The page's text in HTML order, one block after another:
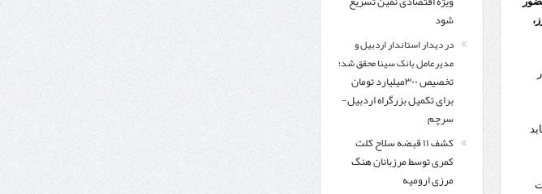
شود
در دیدار استاندار اردبیل و
مدیرعامل بانک سینا محقق شد؛
تخصیص ۳۰۰میلیارد تومان
برای تکمیل بزرگراه اردبیل-
سرچم
کشف ۱۱ قبضه سلاح کلت
کمری توسط مرزبانان هنگ
مرزی ارومیه